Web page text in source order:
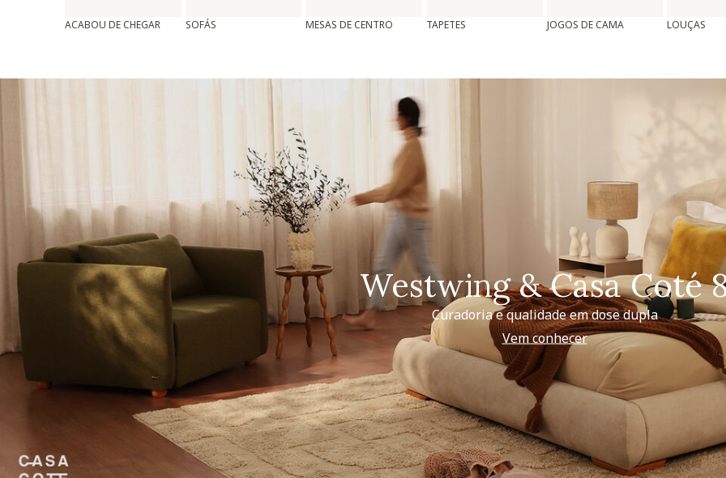
ACABOU DE CHEGAR SOFÁS MESAS DE CENTRO TAPETES JOGOS DE CAMA LOUÇAS
Westwing & Casa Coté
Curadoria e qualidade em dose dupla
Vem conhecer